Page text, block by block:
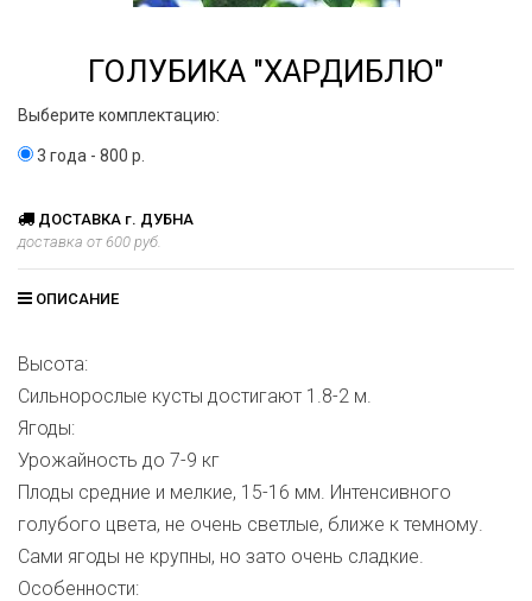
ГОЛУБИКА "ХАРДИБЛЮ"
Выберите комплектацию:
3 года - 800 р.
ДОСТАВКА г. ДУБНА
доставка от 600 руб.
ОПИСАНИЕ
Высота:
Сильнорослые кусты достигают 1.8-2 м.
Ягоды:
Урожайность до 7-9 кг
Плоды средние и мелкие, 15-16 мм. Интенсивного
голубого цвета, не очень светлые, ближе к темному.
Сами ягоды не крупны, но зато очень сладкие.
Особенности: